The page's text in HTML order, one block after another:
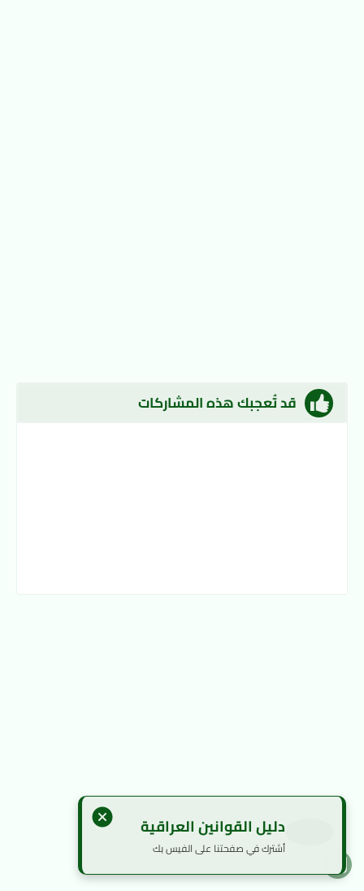
دليل القوانين العراقية
أشترك في صفحتنا على الفيس بك
قد تُعجبك هذه المشاركات